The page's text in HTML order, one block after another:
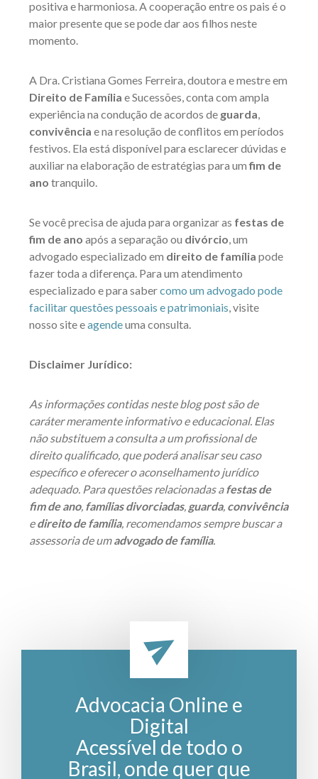
positiva e harmoniosa. A cooperação entre os pais é o
maior presente que se pode dar aos filhos neste
momento.
A Dra. Cristiana Gomes Ferreira, doutora e mestre em
Direito de Família e Sucessões, conta com ampla
experiência na condução de acordos de guarda
convivência e na resolução de conflitos em períodos
festivos. Ela está disponível para esclarecer dúvidas e
auxiliar na elaboração de estratégias para umfim de
ano tranquilo.
Se você precisa de ajuda para organizar as festas de
fim de ano após a separação ou divórcio , um
advogado especializado em direito de família pode
fazer toda a diferença. Para um atendimento
especializado e para sabercomo um advogado pode
facilitar questões pessoais e patrimoniais , visite
nosso site eagendeuma consulta
Disclaimer Jurídico:
As informações contidas neste blog post são de
caráter meramente informativo e educacional. Elas
não substituem a consulta a um profissional de
direito qualificado, que poderá analisar seu caso
específico e oferecer o aconselhamento jurídico
adequado. Para questões relacionadas a festas de
fim de ano, famílias divorciadas, guarda, convivência
edireito de família, recomendamos sempre buscar a
assessoria de umadvogado de família.
Advocacia Online e
Digital
Acessível de todo o
Brasil, onde quer que